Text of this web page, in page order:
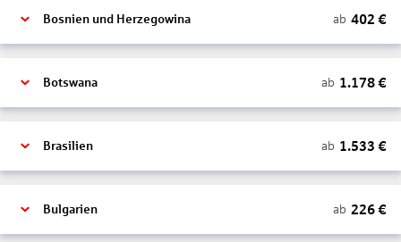
Bosnien und Herzegowina ab 402 €
Botswana ab 1.178€
Brasilien ab 1.533 €
Bulgarien ab 226€